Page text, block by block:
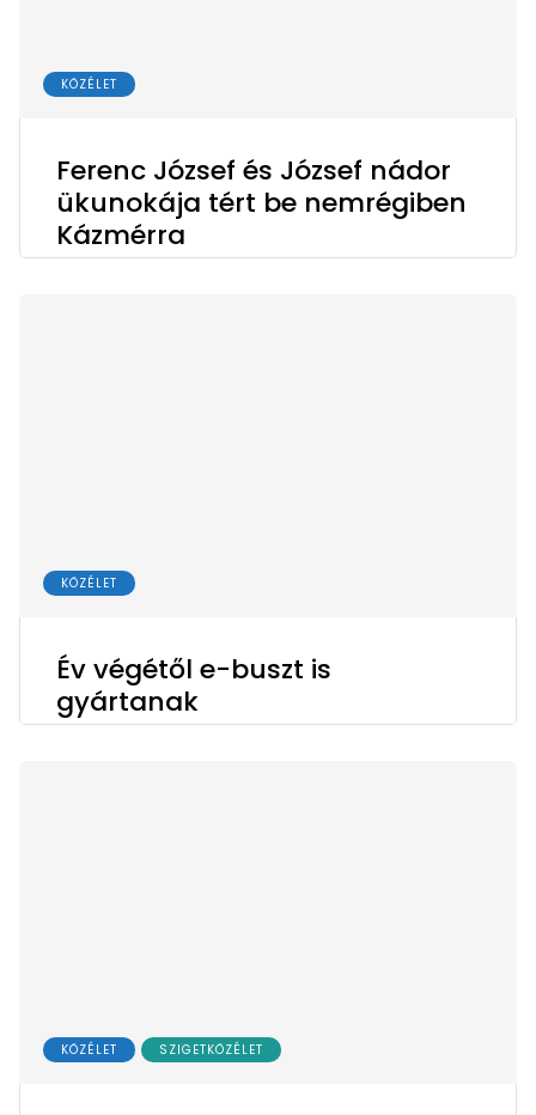
KÖZÉLET
Ferenc József és József nádor
ükunokája tért be nemrégiben
Kázmérra
KÖZÉLET
Év végétől e-buszt is
gyártanak
KÖZÉLET SZIGETKÖZÉLET